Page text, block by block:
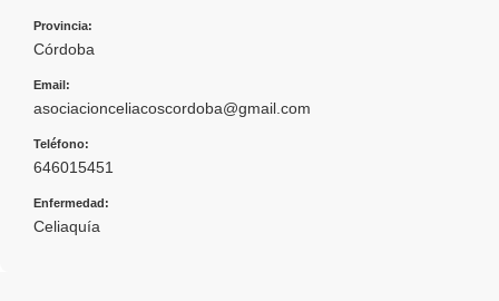
Provincia:
Córdoba
Email:
asociacionceliacoscordoba@gmail.com
Teléfono:
646015451
Enfermedad:
Celiaquía